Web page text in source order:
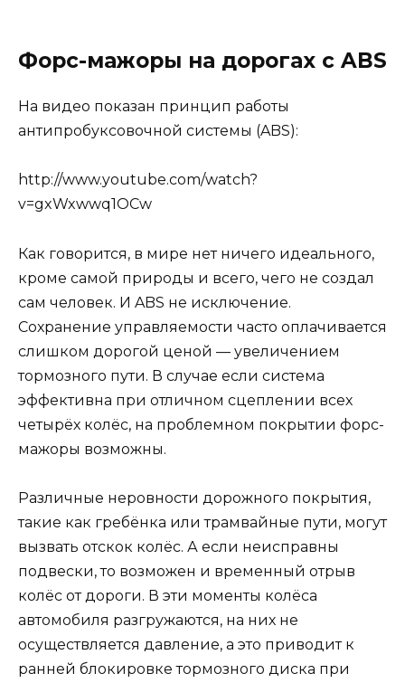
Форс-мажоры на дорогах с ABS
На видео показан принцип работы
антипробуксовочной системы (ABS):
http://www.youtube.com/watch?
v=gxWxwwq1OCw
Как говорится, в мире нет ничего идеального,
кроме самой природы и всего, чего не создал
сам человек. И ABS не исключение.
Сохранение управляемости часто оплачивается
слишком дорогой ценой — увеличением
тормозного пути. В случае если система
эффективна при отличном сцеплении всех
четырёх колёс, на проблемном покрытии форс-
мажоры возможны.
Различные неровности дорожного покрытия,
такие как гребёнка или трамвайные пути, могут
вызвать отскок колёс. А если неисправны
подвески, то возможен и временный отрыв
колёс от дороги. В эти моменты колёса
автомобиля разгружаются, на них не
осуществляется давление, а это приводит к
ранней блокировке тормозного диска при